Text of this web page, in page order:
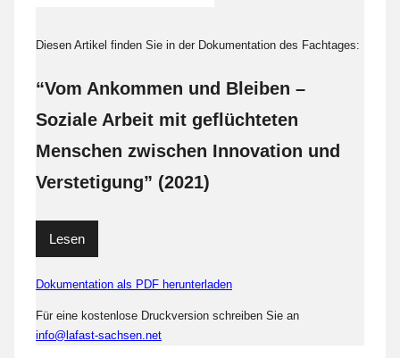
Diesen Artikel finden Sie in der Dokumentation des Fachtages:
“Vom Ankommen und Bleiben –
Soziale Arbeit mit geflüchteten
Menschen zwischen Innovation und
Verstetigung” (2021)
Lesen
Dokumentation als PDF herunterladen
Für eine kostenlose Druckversion schreiben Sie an
info@lafast-sachsen.net